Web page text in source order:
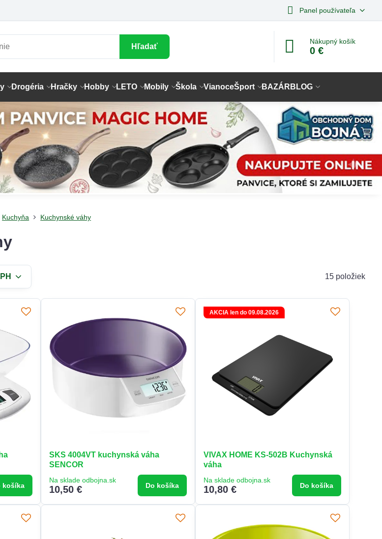
Panel používateľa
Hľadať
Nákupný košík
0 €
Drogéria Hračky Hobby LETO Mobily Škola VianoceŠport BAZÁR BLOG
Kuchyňa Kuchynské váhy
15 položiek
košíka
SKS 4004VT kuchynská váha
SENCOR
Na sklade odbojna.sk
10,50 € Do košíka
AKCIA len do 09.08.2026
VIVAX HOME KS-502B Kuchynská
váha
Na sklade odbojna.sk
10,80 € Do košíka